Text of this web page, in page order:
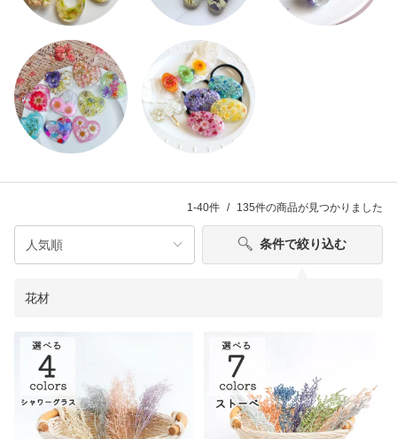
1-40件 135件の商品が見つかりました
条件で絞り込む
花材